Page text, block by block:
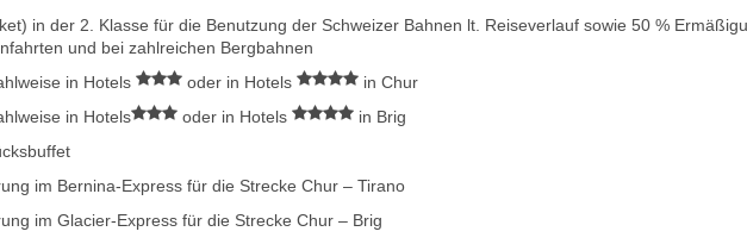
in der 2. Klasse für die Benutzung der Schweizer Bahnen lt. Reiseverlauf sowie 50 %
und bei zahlreichen Bergbahnen
in Hotels
oder in Hotels
in Chur
in Hotels
oder in Hotels
in Brig
im Bernina-Express für die Strecke Chur – Tirano
im Glacier-Express für die Strecke Chur – Brig